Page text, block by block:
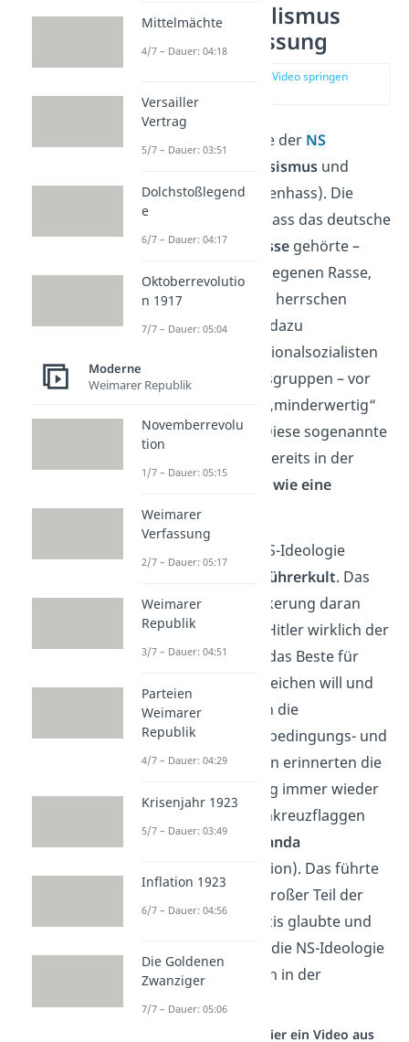
Nationalsozialismus
Zusammenfassung
zur Stelle im Video springen
Wichtige Bestandteile der NS
Rassismusund
Antisemitismus(Judenhass). Die
Nazis behaupteten, dass das deutsche
Volk zurarischen Rasse gehörte –
einer angeblich überlegenen Rasse,
die über alle anderen herrschen
sollte. Im Gegensatz dazu
bezeichneten die Nationalsozialisten
andere Bevölkerungsgruppen – vor
allem die Juden – als „minderwertig“
oder gar „wertlos“. Diese sogenannte
Rassenlehre wurde bereits in der
Schule unterrichtet – wie eine
Religion.
Außerdem war die NS-Ideologie
Führerkult. Das
heißt, dass die Bevölkerung daran
glauben sollte, dass Hitler wirklich der
starke Mann ist, der das Beste für
seine Untertanen erreichen will und
kann. Deshalb sollten die
Menschen ihm auch bedingungs- und
kritiklos folgen. Daran erinnerten die
Nazis die Bevölkerung immer wieder
durch Plakate, Hakenkreuzflaggen
oder andere
Propaganda
(Meinungsmanipulation). Das führte
dazu, dass ein sehr großer Teil der
Bevölkerung den Nazis glaubte und
folgte. So setzte sich die NS-Ideologie
schließlich erfolgreich in der
Bevölkerung durch.
Studyflix vernetzt: Hier ein Video aus
Mittelmächte
4/7 – Dauer: 04:18
Versailler
Vertrag
5/7 – Dauer: 03:51
Dolchstoßlegend
e
6/7 – Dauer: 04:17
Oktoberrevolutio
n 1917
7/7 – Dauer: 05:04
Moderne
Weimarer Republik
Novemberrevolu
tion
1/7 – Dauer: 05:15
Weimarer
Verfassung
2/7 – Dauer: 05:17
Weimarer
Republik
3/7 – Dauer: 04:51
Parteien
Weimarer
Republik
4/7 – Dauer: 04:29
Krisenjahr 1923
5/7 – Dauer: 03:49
Inflation 1923
6/7 – Dauer: 04:56
Die Goldenen
Zwanziger
7/7 – Dauer: 05:06